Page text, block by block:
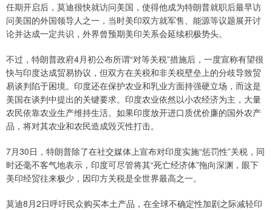
任期开启后，莫迪很快就访问美国，使得他成为特朗普就职后最早访
问美国的外国领导人之一，当时美印双方就军售、能源等议题展开讨
论并达成一定共识，外界曾预期美印关系会延续积极势头。
不过，特朗普政府4月初公布所谓“对等关税”措施后，一度宣称有望很
快与印度达成贸易协议，但双方在关税和非关税壁垒上的分歧导致贸
易谈判陷于困境。印度还在保护农业和乳业方面持强硬立场，而这是
美国在谈判中提出的关键要求。印度农业依然以小农经济为主，大量
农民依靠农业生产维持生活。如果印度放开进口质优价廉的国外农产
品，将对其农业和农民造成毁灭性打击。
7月30日，特朗普除了在社交媒体上宣布对印度实施“惩罚性”关税，同
时还毫不客气地表示，印度可尽管将其“死亡经济体”拖向深渊，眼下
美印经贸往来极少，因印方关税是全世界最高之一。
莫迪8月2日呼吁民众购买本土产品，在全球不确定性加剧之际减轻印